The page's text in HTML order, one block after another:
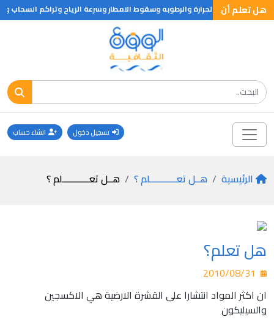
هل تعلم أنمثل الحرارة والرطوبه وسقوط الامطار وسرعة الرياح وتراكم السحاب
تسجيل دخول انشاء حساب
الرئيسية هــل تعـــــــــــلم ؟ هــل تعـــــــــــلم ؟
هل تعلم؟
ان اكثر المواد انتشارا على القشرة الارضية هي الاكسجين
والسيليكون